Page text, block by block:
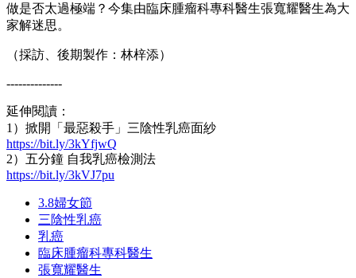
做是否太過極端？今集由臨床腫瘤科專科醫生張寬耀醫生為大
家解迷思。
（採訪、後期製作：林梓添）
--------------
延伸閱讀：
1）掀開「最惡殺手」三陰性乳癌面紗
https://bit.ly/3kYfjwQ
2）五分鐘 自我乳癌檢測法
https://bit.ly/3kVJ7pu
3.8婦女節
三陰性乳癌
乳癌
臨床腫瘤科專科醫生
張寬耀醫生